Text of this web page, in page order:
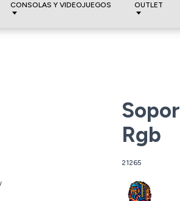
CONSOLAS Y VIDEOJUEGOS OUTLET
Rgb
21265